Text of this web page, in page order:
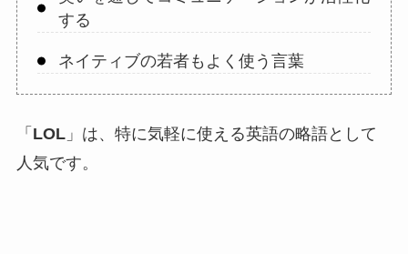
する
ネイティブの若者もよく使う言葉
「 LOL」は、特に気軽に使える英語の略語として
人気です。